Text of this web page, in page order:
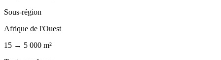
Sous-région
Afrique de l'Ouest
15 → 5 000 m²